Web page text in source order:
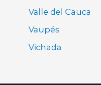
Valle del Cauca
Vaupés
Vichada